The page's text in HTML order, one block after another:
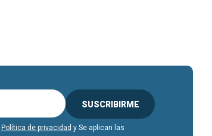
SUSCRIBIRME
Política de privacidad y Se aplican las